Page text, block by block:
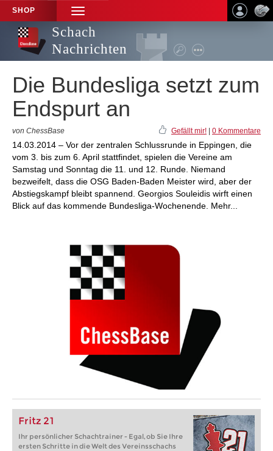
SHOP
TOGGLE
NAVIGATION
Schach
Nachrichten
Die Bundesliga setzt zum
Endspurt an
von ChessBase Gefällt mir! 0 Kommentare
14.03.2014 – Vor der zentralen Schlussrunde in Eppingen, die
vom 3. bis zum 6. April stattfindet, spielen die Vereine am
Samstag und Sonntag die 11. und 12. Runde. Niemand
bezweifelt, dass die OSG Baden-Baden Meister wird, aber der
Abstiegskampf bleibt spannend. Georgios Souleidis wirft einen
Blick auf das kommende Bundesliga-Wochenende. Mehr...
Fritz 21
Ihr persönlicher Schachtrainer - Egal, ob Sie Ihre
ersten Schritte in die Welt des Vereinsschachs